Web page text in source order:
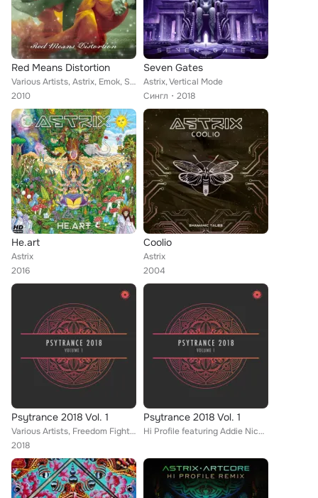
Red Means Distortion
Various Artists, Astrix, Emok, Shakta, Delirious, Infected Mushroom, Krunch, NDSA feat. Guy Salama, Tom C.
2010
Seven Gates
Astrix, Vertical Mode
Сингл
2018
He.art
Astrix
2016
Coolio
Astrix
2004
Psytrance 2018 Vol. 1
Various Artists, Freedom Fighters, Audioform, Omiki, Eddie Bitar, Paul Oakenfold, Psycrain, Ovnimoon, Rafael Osmo, Ghost Rider, ...
2018
Psytrance 2018 Vol. 1
Hi Profile featuring Addie Nicole, Mandala (UK), Astrix & Freedom Fighters, Symbolic & Lifeforms, Vini Vici & Astrix, Shadow Chr...